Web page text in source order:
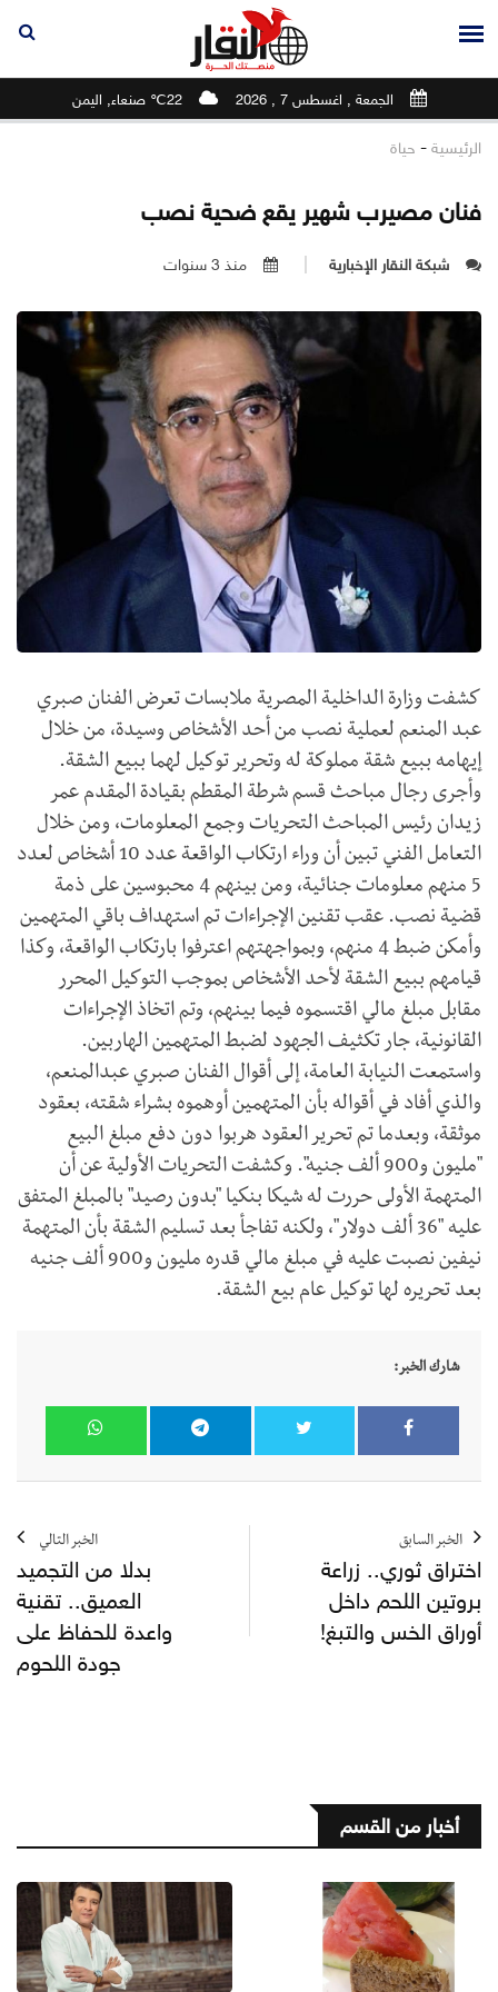
الجمعة , اغسطس 7 , 2026 22℃ صنعاء, اليمن
الرئيسية - حياة
فنان مصيرب شهير يقع ضحية نصب
شبكة النقار الإخبارية منذ 3 سنوات
كشفت وزارة الداخلية المصرية ملابسات تعرض الفنان صبري
عبد المنعم لعملية نصب من أحد الأشخاص وسيدة، من خلال
إيهامه ببيع شقة مملوكة له وتحرير توكيل لهما ببيع الشقة.
وأجرى رجال مباحث قسم شرطة المقطم بقيادة المقدم عمر
زيدان رئيس المباحث التحريات وجمع المعلومات، ومن خلال
التعامل الفني تبين أن وراء ارتكاب الواقعة عدد 10 أشخاص لعدد
5 منهم معلومات جنائية، ومن بينهم 4 محبوسين على ذمة
قضية نصب. عقب تقنين الإجراءات تم استهداف باقي المتهمين
وأمكن ضبط 4 منهم، وبمواجهتهم اعترفوا بارتكاب الواقعة، وكذا
قيامهم ببيع الشقة لأحد الأشخاص بموجب التوكيل المحرر
مقابل مبلغ مالي اقتسموه فيما بينهم، وتم اتخاذ الإجراءات
القانونية، جار تكثيف الجهود لضبط المتهمين الهاربين.
واستمعت النيابة العامة، إلى أقوال الفنان صبري عبدالمنعم،
والذي أفاد في أقواله بأن المتهمين أوهموه بشراء شقته، بعقود
موثقة، وبعدما تم تحرير العقود هربوا دون دفع مبلغ البيع
"مليون و900 ألف جنيه". وكشفت التحريات الأولية عن أن
المتهمة الأولى حررت له شيكا بنكيا "بدون رصيد" بالمبلغ المتفق
عليه "36 ألف دولار"، ولكنه تفاجأ بعد تسليم الشقة بأن المتهمة
نيفين نصبت عليه في مبلغ مالي قدره مليون و900 ألف جنيه
بعد تحريره لها توكيل عام بيع الشقة.
شارك الخبر:
الخبر السابق
اختراق ثوري.. زراعة
بروتين اللحم داخل
أوراق الخس والتبغ!
الخبر التالي
بدلا من التجميد
العميق.. تقنية
واعدة للحفاظ على
جودة اللحوم
أخبار من القسم